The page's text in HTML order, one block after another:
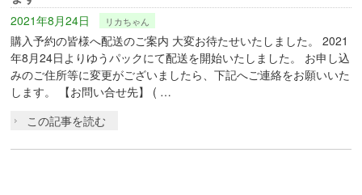
2021年8月24日 リカちゃん
購入予約の皆様へ配送のご案内 大変お待たせいたしました。 2021
年8月24日よりゆうパックにて配送を開始いたしました。 お申し込
みのご住所等に変更がございましたら、下記へご連絡をお願いいた
します。 【お問い合せ先】 ( …
この記事を読む